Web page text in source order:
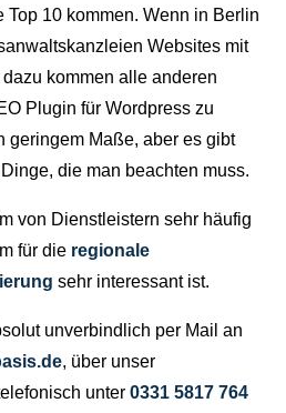
Top 10 kommen. Wenn in Berlin
Websites mit
kommen alle anderen
Plugin für Wordpress zu
geringem Maße, aber es gibt
die man beachten muss.
von Dienstleistern sehr häufig
für die regionale
sehr interessant ist.
unverbindlich per Mail an
, über unser
unter0331 5817 764